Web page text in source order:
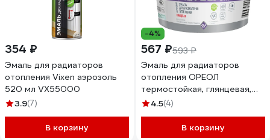
354 ₽
Эмаль для радиаторов
отопления Vixen аэрозоль
520 мл VX55000
3.9(7)
В корзину
-4%
567 ₽593 ₽
Эмаль для радиаторов
отопления ОРЕОЛ
термостойкая, глянцевая,
0.5 кг 85256
4.5(4)
В корзину